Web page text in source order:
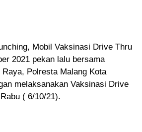
Mobil Vaksinasi Drive Thru
2021 pekan lalu bersama
Raya, Polresta Malang Kota
melaksanakan Vaksinasi Drive
( 6/10/21).